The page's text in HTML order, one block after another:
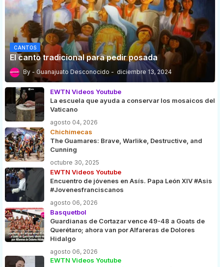
CANTOS
El canto tradicional para pedir posada
Guanajuato Desconocido diciembre 13, 2024
EWTN Videos Youtube
La escuela que ayuda a conservar los mosaicos del
Vaticano
agosto 04, 2026
Chichimecas
The Guamares: Brave, Warlike, Destructive, and
Cunning
octubre 30, 2025
EWTN Videos Youtube
Encuentro de jóvenes en Asís. Papa León XIV #Asis
#Jovenesfranciscanos
agosto 06, 2026
Basquetbol
Guardianas de Cortazar vence 49-48 a Goats de
Querétaro; ahora van por Alfareras de Dolores
Hidalgo
agosto 06, 2026
EWTN Videos Youtube